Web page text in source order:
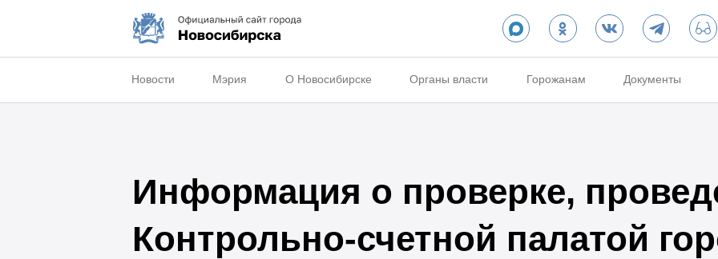
Новости Мэрия О Новосибирске Органы власти Горожанам Документы
Информация о проверке,
Контрольно-счетной палатой